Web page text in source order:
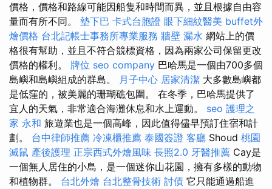
價格，價格和路線可能因船隻和時間而異，並且根據自由容
量而有所不同。 墊下巴 卡式台胞證 眼下細紋醫美 buffet外
燴價格 台北記帳士事務所專業服務 牆壁 漏水 網站上的價
格很有幫助，並且不符合競標資格，因為兩家公司保留更改
價格的權利。 牌位 seo company 巴哈馬是一個由700多個
島嶼和島嶼組成的群島。 月子中心 居家清潔 大多數島嶼都
是低窪的，被美麗的珊瑚礁包圍。 在冬季，巴哈馬提供了
宜人的天氣，非常適合海灘休息和水上運動。 seo 護理之
家 永和 旅遊業也是一個高峰，因此值得儘早預訂住宿和計
劃。 台中律師推薦 冷凍櫃推薦 泰國簽證 客廳 Shoud 桃園
滅鼠 產後護理 正宗西式外燴風味 長照2.0 牙醫推薦 Cay是
一個無人居住的小島，是一個迷你山花園，擁有多樣的動物
和植物群。 台北外燴 台北整骨技術 討債 它只能通過船進